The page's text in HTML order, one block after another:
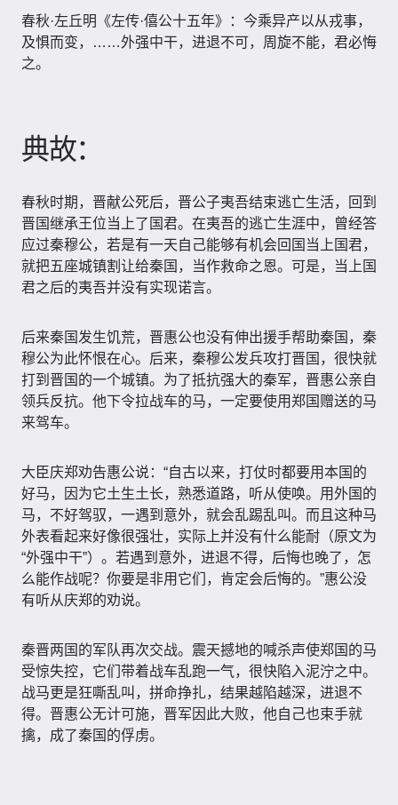
春秋·左丘明《左传·僖公十五年》：今乘异产以从戎事，
及惧而变，……外强中干，进退不可，周旋不能，君必悔
之。
典故：
春秋时期，晋献公死后，晋公子夷吾结束逃亡生活，回到
晋国继承王位当上了国君。在夷吾的逃亡生涯中，曾经答
应过秦穆公，若是有一天自己能够有机会回国当上国君，
就把五座城镇割让给秦国，当作救命之恩。可是，当上国
君之后的夷吾并没有实现诺言。
后来秦国发生饥荒，晋惠公也没有伸出援手帮助秦国，秦
穆公为此怀恨在心。后来，秦穆公发兵攻打晋国，很快就
打到晋国的一个城镇。为了抵抗强大的秦军，晋惠公亲自
领兵反抗。他下令拉战车的马，一定要使用郑国赠送的马
来驾车。
大臣庆郑劝告惠公说：“自古以来，打仗时都要用本国的
好马，因为它土生土长，熟悉道路，听从使唤。用外国的
马，不好驾驭，一遇到意外，就会乱踢乱叫。而且这种马
外表看起来好像很强壮，实际上并没有什么能耐（原文为
“外强中干”）。若遇到意外，进退不得，后悔也晚了，怎
么能作战呢？你要是非用它们，肯定会后悔的。”惠公没
有听从庆郑的劝说。
秦晋两国的军队再次交战。震天撼地的喊杀声使郑国的马
受惊失控，它们带着战车乱跑一气，很快陷入泥泞之中。
战马更是狂嘶乱叫，拼命挣扎，结果越陷越深，进退不
得。晋惠公无计可施，晋军因此大败，他自己也束手就
擒，成了秦国的俘虏。